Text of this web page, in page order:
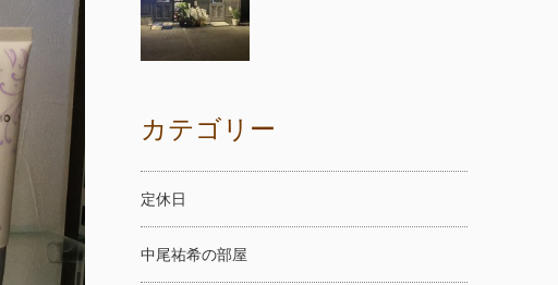
カテゴリー
定休日
中尾祐希の部屋